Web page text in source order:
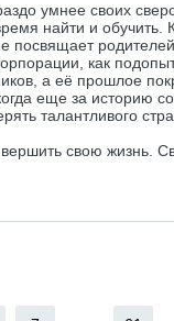
умнее своих
найти и обучить.
посвящает
как
а её прошлое
еще за историю
талантливого
свою жизнь.